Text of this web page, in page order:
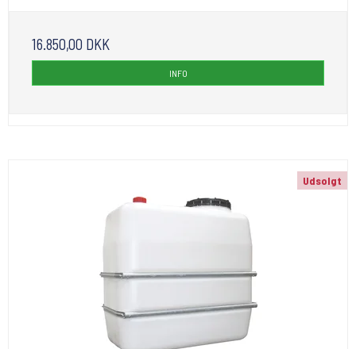
16.850,00 DKK
INFO
Udsolgt